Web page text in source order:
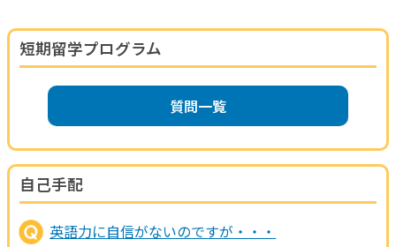
短期留学プログラム
質問一覧
自己手配
英語力に自信がないのですが・・・